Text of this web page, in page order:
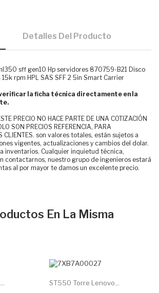
Detalles Del Producto
sff gen10 Hp servidores 870759-B21 Disco
15k rpm HPL SAS SFF 2 5in Smart Carrier
la ficha técnica directamente en la
PRECIO NO HACE PARTE DE UNA COTIZACIÓN
SON PRECIOS REFERENCIA, PARA
CLIENTES. son valores totales, están sujetos a
vigentes, actualizaciones y cambios del dolar.
inventarios. Cualquier inquietud técnica,
contactarnos, nuestro grupo de ingenieros estará
al por mayor te damos un excelente precio.
En La Misma
ST550 Torre Lenovo...